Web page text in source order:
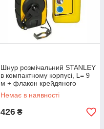
Шнур розмічальний STANLEY
в компактному корпусі, L= 9
м + флакон крейдяного
порошку.
Немає в наявності
426 ₴